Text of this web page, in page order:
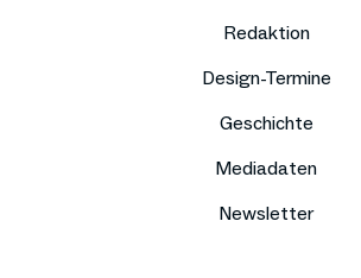
Redaktion
Design-Termine
Geschichte
Mediadaten
Newsletter